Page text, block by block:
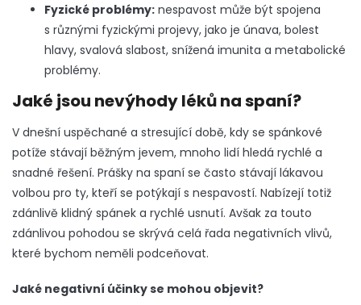
Fyzické problémy: nespavost může být spojena
s různými fyzickými projevy, jako je únava, bolest
hlavy, svalová slabost, snížená imunita a metabolické
problémy.
Jaké jsou nevýhody léků na spaní?
V dnešní uspěchané a stresující době, kdy se spánkové
potíže stávají běžným jevem, mnoho lidí hledá rychlé a
snadné řešení. Prášky na spaní se často stávají lákavou
volbou pro ty, kteří se potýkají s nespavostí. Nabízejí totiž
zdánlivě klidný spánek a rychlé usnutí. Avšak za touto
zdánlivou pohodou se skrývá celá řada negativních vlivů,
které bychom neměli podceňovat.
Jaké negativní účinky se mohou objevit?